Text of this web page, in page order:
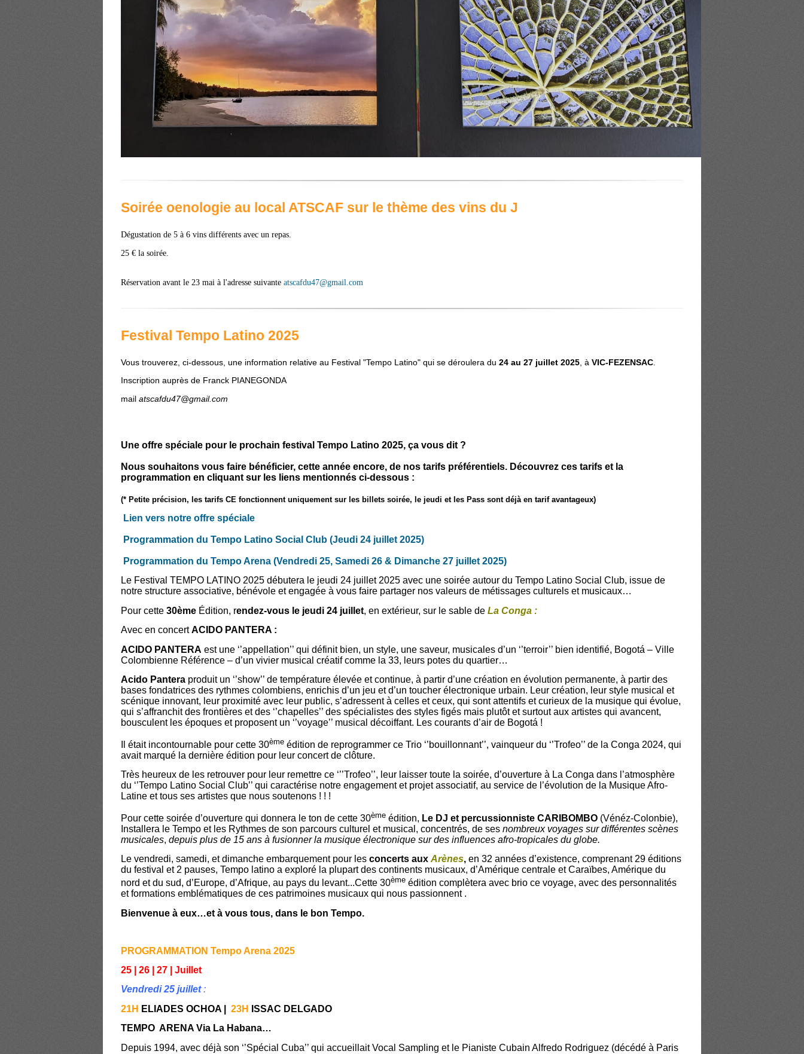
Soirée oenologie au local ATSCAF sur le thème des vins du J
Dégustation de 5 à 6 vins différents avec un repas.
25 € la soirée.
Réservation avant le 23 mai à l'adresse suivante atscafdu47@gmail.com
Festival Tempo Latino 2025
Vous trouverez, ci-dessous, une information relative au Festival "Tempo Latino" qui se déroulera du 24 au 27 juillet 2025 , à VIC-FEZENSAC
Inscription auprès de Franck PIANEGONDA
mail atscafdu47@gmail.com
Une offre spéciale pour le prochain festival Tempo Latino 2025, ça vous dit ?
Nous souhaitons vous faire bénéficier, cette année encore, de nos tarifs préférentiels. Découvrez ces tarifs et la
programmation en cliquant sur les liens mentionnés ci-dessous :
(* Petite précision, les tarifs CE fonctionnent uniquement sur les billets soirée, le jeudi et les Pass sont déjà en tarif avantageux)
Lien vers notre offre spéciale
Programmation du Tempo Latino Social Club (Jeudi 24 juillet 2025)
Programmation du Tempo Arena (Vendredi 25, Samedi 26 & Dimanche 27 juillet 2025)
Le Festival TEMPO LATINO 2025 débutera le jeudi 24 juillet 2025 avec une soirée autour du Tempo Latino Social Club, issue de
notre structure associative, bénévole et engagée à vous faire partager nos valeurs de métissages culturels et musicaux…
Pour cette 30ème Édition, rendez-vous le jeudi 24 juillet, en extérieur, sur le sable de La Conga :
Avec en concertACIDO PANTERA :
ACIDO PANTERA est une ‘’appellation’’ qui définit bien, un style, une saveur, musicales d’un ‘’terroir’’ bien identifié, Bogotá – Ville
Colombienne Référence – d’un vivier musical créatif comme la 33, leurs potes du quartier…
Acido Pantera produit un ‘’show’’ de température élevée et continue, à partir d’une création en évolution permanente, à partir des
bases fondatrices des rythmes colombiens, enrichis d’un jeu et d’un toucher électronique urbain. Leur création, leur style musical et
scénique innovant, leur proximité avec leur public, s’adressent à celles et ceux, qui sont attentifs et curieux de la musique qui évolue,
qui s’affranchit des frontières et des ‘’chapelles’’ des spécialistes des styles figés mais plutôt et surtout aux artistes qui avancent,
bousculent les époques et proposent un ‘’voyage’’ musical décoiffant. Les courants d’air de Bogotá !
Il était incontournable pour cette 30ème édition de reprogrammer ce Trio ‘’bouillonnant’’, vainqueur du ‘’Trofeo’’ de la Conga 2024, qui
avait marqué la dernière édition pour leur concert de clôture.
Très heureux de les retrouver pour leur remettre ce ‘’’Trofeo’’, leur laisser toute la soirée, d’ouverture à La Conga dans l’atmosphère
du ‘’Tempo Latino Social Club’’ qui caractérise notre engagement et projet associatif, au service de l’évolution de la Musique Afro-
Latine et tous ses artistes que nous soutenons ! ! !
Pour cette soirée d’ouverture qui donnera le ton de cette 30ème édition, Le DJ et percussionniste CARIBOMBO (Vénéz-Colonbie),
Installera le Tempo et les Rythmes de son parcours culturel et musical, concentrés, de ses nombreux voyages sur différentes scènes
musicales, depuis plus de 15 ans à fusionner la musique électronique sur des influences afro-tropicales du globe.
Le vendredi, samedi, et dimanche embarquement pour les concerts aux Arènes, en 32 années d’existence, comprenant 29 éditions
du festival et 2 pauses, Tempo latino a exploré la plupart des continents musicaux, d’Amérique centrale et Caraïbes, Amérique du
nord et du sud, d’Europe, d’Afrique, au pays du levant...Cette 30ème édition complètera avec brio ce voyage, avec des personnalités
et formations emblématiques de ces patrimoines musicaux qui nous passionnent .
Bienvenue à eux…et à vous tous, dans le bon Tempo.
PROGRAMMATION Tempo Arena 2025
25 | 26 | 27 | Juillet
Vendredi 25 juillet:
21H ELIADES OCHOA | 23H
ISSAC DELGADO
TEMPO ARENA Via La Habana…
Depuis 1994, avec déjà son ‘’Spécial Cuba’’ qui accueillait Vocal Sampling et le Pianiste Cubain Alfredo Rodriguez (décédé à Paris